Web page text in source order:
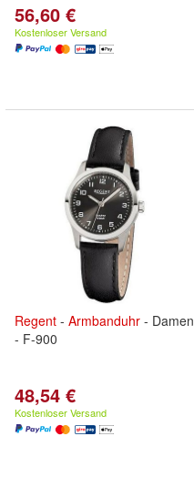
56,60 €
Kostenloser Versand
Regent - Armbanduhr - Damen
- F-900
48,54 €
Kostenloser Versand